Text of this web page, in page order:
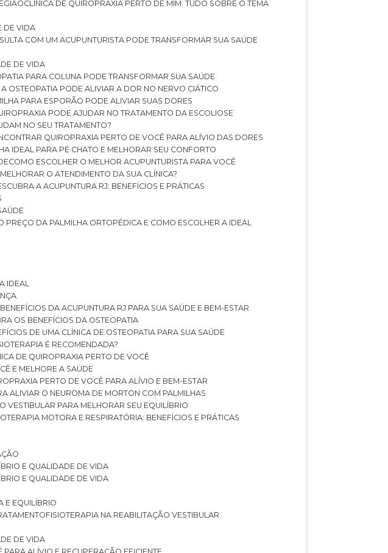
CLÍNICA DE QUIROPRAXIA PERTO DE MIM: TUDO SOBRE O TEMA
DE VIDA
COM UM ACUPUNTURISTA PODE TRANSFORMAR SUA SAÚDE
DE VIDA
PARA COLUNA PODE TRANSFORMAR SUA SAÚDE
A OSTEOPATIA PODE ALIVIAR A DOR NO NERVO CIÁTICO
PARA ESPORÃO PODE ALIVIAR SUAS DORES
PODE AJUDAR NO TRATAMENTO DA ESCOLIOSE
NO SEU TRATAMENTO?
QUIROPRAXIA PERTO DE VOCÊ PARA ALÍVIO DAS DORES
IDEAL PARA PÉ CHATO E MELHORAR SEU CONFORTO
COMO ESCOLHER O MELHOR ACUPUNTURISTA PARA VOCÊ
MELHORAR O ATENDIMENTO DA SUA CLÍNICA?
A ACUPUNTURA RJ: BENEFÍCIOS E PRÁTICAS
O PREÇO DA PALMILHA ORTOPÉDICA E COMO ESCOLHER A IDEAL
IDEAL
BENEFÍCIOS DA ACUPUNTURA RJ PARA SUA SAÚDE E BEM-ESTAR
OS BENEFÍCIOS DA OSTEOPATIA
DE UMA CLÍNICA DE OSTEOPATIA PARA SUA SAÚDE
É RECOMENDADA?
DE QUIROPRAXIA PERTO DE VOCÊ
E MELHORE A SAÚDE
PERTO DE VOCÊ PARA ALÍVIO E BEM-ESTAR
ALIVIAR O NEUROMA DE MORTON COM PALMILHAS
VESTIBULAR PARA MELHORAR SEU EQUILÍBRIO
MOTORA E RESPIRATÓRIA: BENEFÍCIOS E PRÁTICAS
E QUALIDADE DE VIDA
E QUALIDADE DE VIDA
E EQUILÍBRIO
FISIOTERAPIA NA REABILITAÇÃO VESTIBULAR
DE VIDA